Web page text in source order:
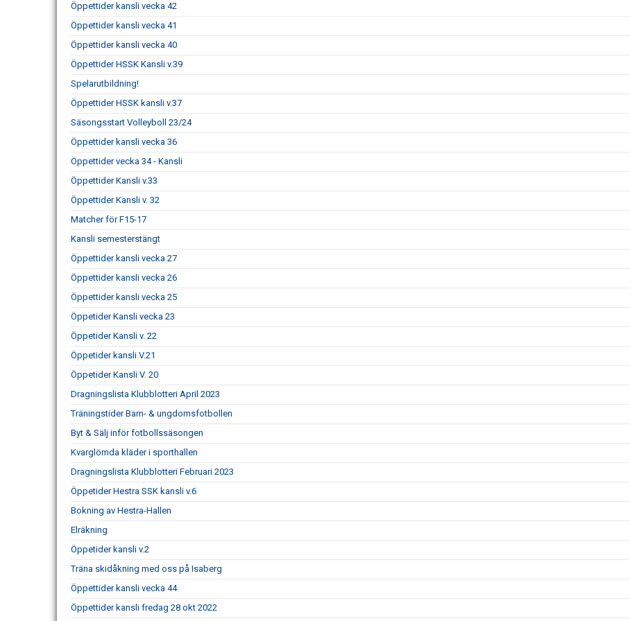
Öppettider kansli vecka 42
Öppettider kansli vecka 41
Öppettider kansli vecka 40
Öppettider HSSK Kansli v.39
Spelarutbildning!
Öppettider HSSK kansli v.37
Säsongsstart Volleyboll 23/24
Öppettider kansli vecka 36
Öppettider vecka 34 - Kansli
Öppettider Kansli v.33
Öppettider Kansli v. 32
Matcher för F15-17
Kansli semesterstängt
Öppettider kansli vecka 27
Öppettider kansli vecka 26
Öppettider kansli vecka 25
Öppetider Kansli vecka 23
Öppetider Kansli v. 22
Öppetider kansli V.21
Öppetider Kansli V. 20
Dragningslista Klubblotteri April 2023
Träningstider Barn- & ungdomsfotbollen
Byt & Sälj inför fotbollssäsongen
Kvarglömda kläder i sporthallen
Dragningslista Klubblotteri Februari 2023
Öppetider Hestra SSK kansli v.6
Bokning av Hestra-Hallen
Elräkning
Öppetider kansli v.2
Träna skidåkning med oss på Isaberg
Öppettider kansli vecka 44
Öppettider kansli fredag 28 okt 2022